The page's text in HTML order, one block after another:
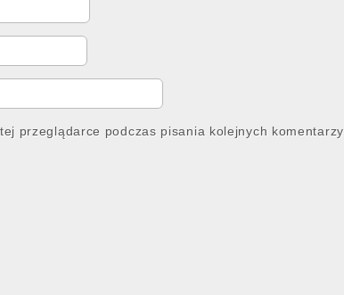
przeglądarce podczas pisania kolejnych komentarzy.